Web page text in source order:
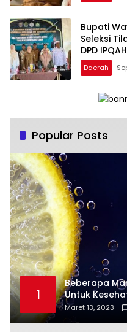
Bupati
Seleksi
DPD IPQAH
Daerah
Popular Posts
1
Beberapa
Untuk
Maret 13, 2023